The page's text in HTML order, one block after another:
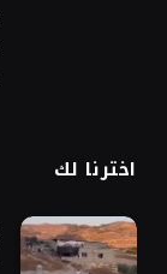
اخترنا لك